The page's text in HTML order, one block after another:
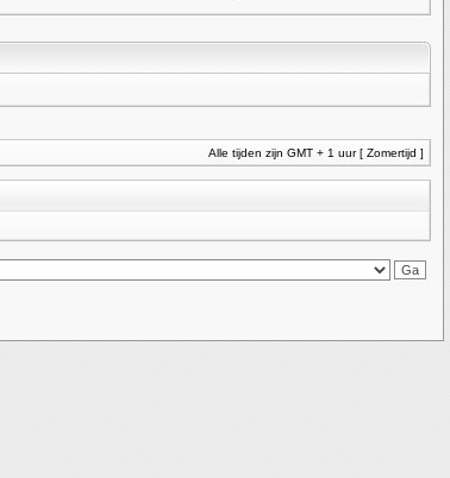
Alle tijden zijn GMT + 1 uur [ Zomertijd ]